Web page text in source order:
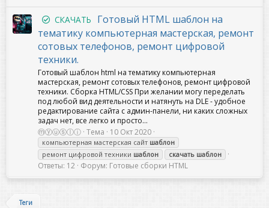
СКАЧАТЬ
Готовый HTML шаблон на
тематику компьютерная мастерская, ремонт
сотовых телефонов, ремонт цифровой
техники.
Готовый шаблон html на тематику компьютерная
мастерская, ремонт сотовых телефонов, ремонт цифровой
техники. Сборка HTML/CSS При желании могу переделать
под любой вид деятельности и натянуть на DLE - удобное
редактирование сайта с админ-панели, ни каких сложных
задач нет, все легко и просто...
ⓜⓨⓤⓢⓛⓘ Тема 10 Окт 2020
компьютерная мастерская сайт шаблон
ремонт цифровой техники шаблон скачать шаблон
Ответы: 12 Форум: Готовые сборки HTML
Теги